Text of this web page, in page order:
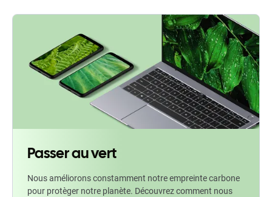
Passer au vert
Nous améliorons constamment notre empreinte carbone
pour protèger notre planète. Découvrez comment nous